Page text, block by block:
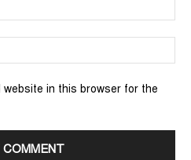
website in this browser for the